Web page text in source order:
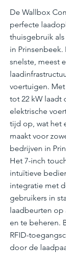
De Wallbox
perfecte
thuisgebruik
in
snelste, meest
voertuigen.
tot 22 kW laadt
elektrische
tijd op, wat het
maakt voor
bedrijven in
Het 7-inch
intuïtieve
integratie met
gebruikers in
laadbeurten op
en te beheren.
RFID-
door de